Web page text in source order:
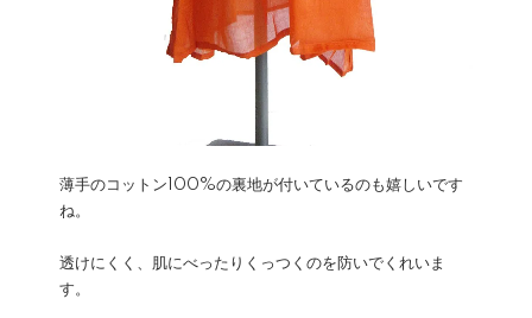
薄手のコットン100%の裏地が付いているのも嬉しいです
ね。
透けにくく、肌にべったりくっつくのを防いでくれいま
す。